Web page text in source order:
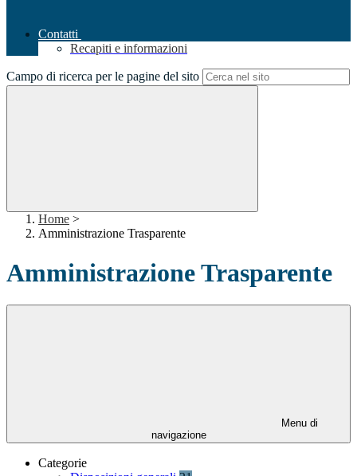
Contatti
Recapiti e informazioni
Campo di ricerca per le pagine del sito
Home >
Amministrazione Trasparente
Amministrazione Trasparente
Menu di
navigazione
Categorie